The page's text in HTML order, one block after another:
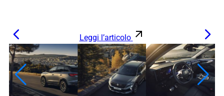
Leggi l’articolo